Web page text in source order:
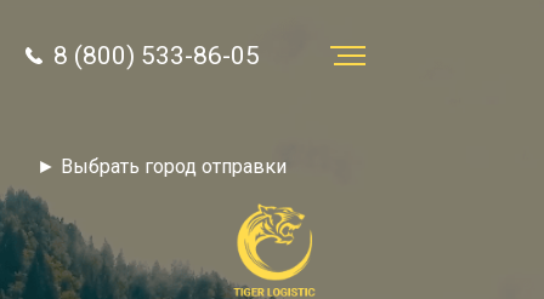
► Выбрать город отправки
8 (800) 533-86-05